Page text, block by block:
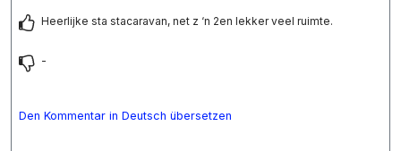
Heerlijke sta stacaravan, net z ‘n 2en lekker veel ruimte.
-
Den Kommentar in Deutsch übersetzen